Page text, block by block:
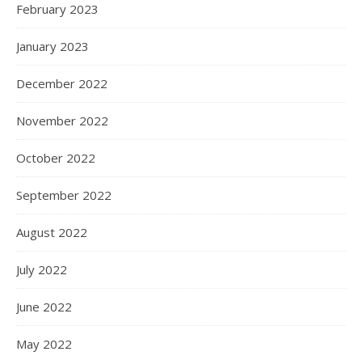
February 2023
January 2023
December 2022
November 2022
October 2022
September 2022
August 2022
July 2022
June 2022
May 2022